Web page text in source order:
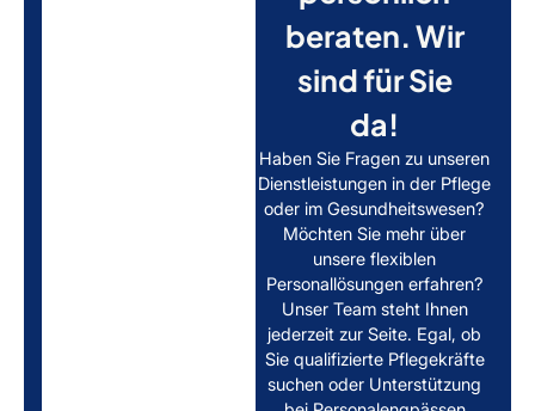
beraten. Wir
sind für Sie
da!
Haben Sie Fragen zu unseren
Dienstleistungen in der Pflege
oder im Gesundheitswesen?
Möchten Sie mehr über
unsere flexiblen
Personallösungen erfahren?
Unser Team steht Ihnen
jederzeit zur Seite. Egal, ob
Sie qualifizierte Pflegekräfte
suchen oder Unterstützung